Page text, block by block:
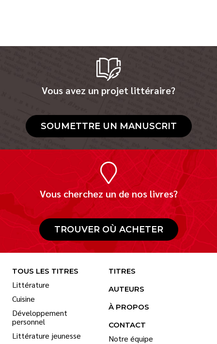
Vous avez un projet littéraire?
SOUMETTRE UN MANUSCRIT
Vous cherchez un de nos livres?
TROUVER OÙ ACHETER
TOUS LES TITRES
Littérature
Cuisine
Développement
personnel
Littérature jeunesse
TITRES
AUTEURS
À PROPOS
CONTACT
Notre équipe